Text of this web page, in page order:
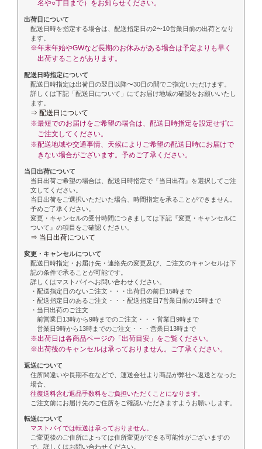
名や○丁目まで）をお知らせください。
出荷日について
配送日時を指定する場合は、配送指定日の2〜10営業日前の出荷となり
ます。
※年末年始やGWなど長期のお休みがある場合は予定よりも早く
出荷することがあります。
配送日時指定について
配送日時指定は出荷日の翌日以降〜30日の間でご指定いただけます。
詳しくは下記「配送日について」にてお届け地域の確認をお願いいたし
ます。
⇒ 配送日について
※最短でのお届けをご希望の場合は、配送日時指定を設定せずに
ご注文してください。
※配送地域や交通事情、天候によりご希望の配送日時にお届けで
きない場合がございます。予めご了承ください。
当日出荷について
当日出荷ご希望の場合は、配送日時指定で『当日出荷』を選択してご注
文してください。
当日出荷をご選択いただいた場合、時間指定を承ることができません。
予めご了承ください。
変更・キャンセルの受付時間につきましては下記『変更・キャンセルに
ついて』の項目をご確認ください。
⇒ 当日出荷について
変更・キャンセルについて
配送日時指定・お届け先・連絡先の変更及び、ご注文のキャンセルは下
記の条件で承ることが可能です。
詳しくはマストバイへお問い合わせください。
・配送指定日のないご注文・・・出荷日の前日15時まで
・配送指定日のあるご注文・・・配送指定日7営業日前の15時まで
・当日出荷のご注文
前営業日13時から9時までのご注文・・・営業日9時まで
営業日9時から13時までのご注文・・・営業日13時まで
※出荷日は各商品ページの「出荷目安」をご覧ください。
※出荷後のキャンセルは承っておりません。ご了承ください。
返送について
住所間違いや長期不在などで、運送会社より商品が弊社へ返送となった
場合、
往復送料含む返品手数料をご負担いただくことになります。
ご注文前にお届け先のご住所をご確認いただきますようお願いします。
転送について
マストバイでは転送は承っておりません。
ご変更後のご住所によっては住所変更ができる可能性がございますの
で、詳しくはお問い合わせください。